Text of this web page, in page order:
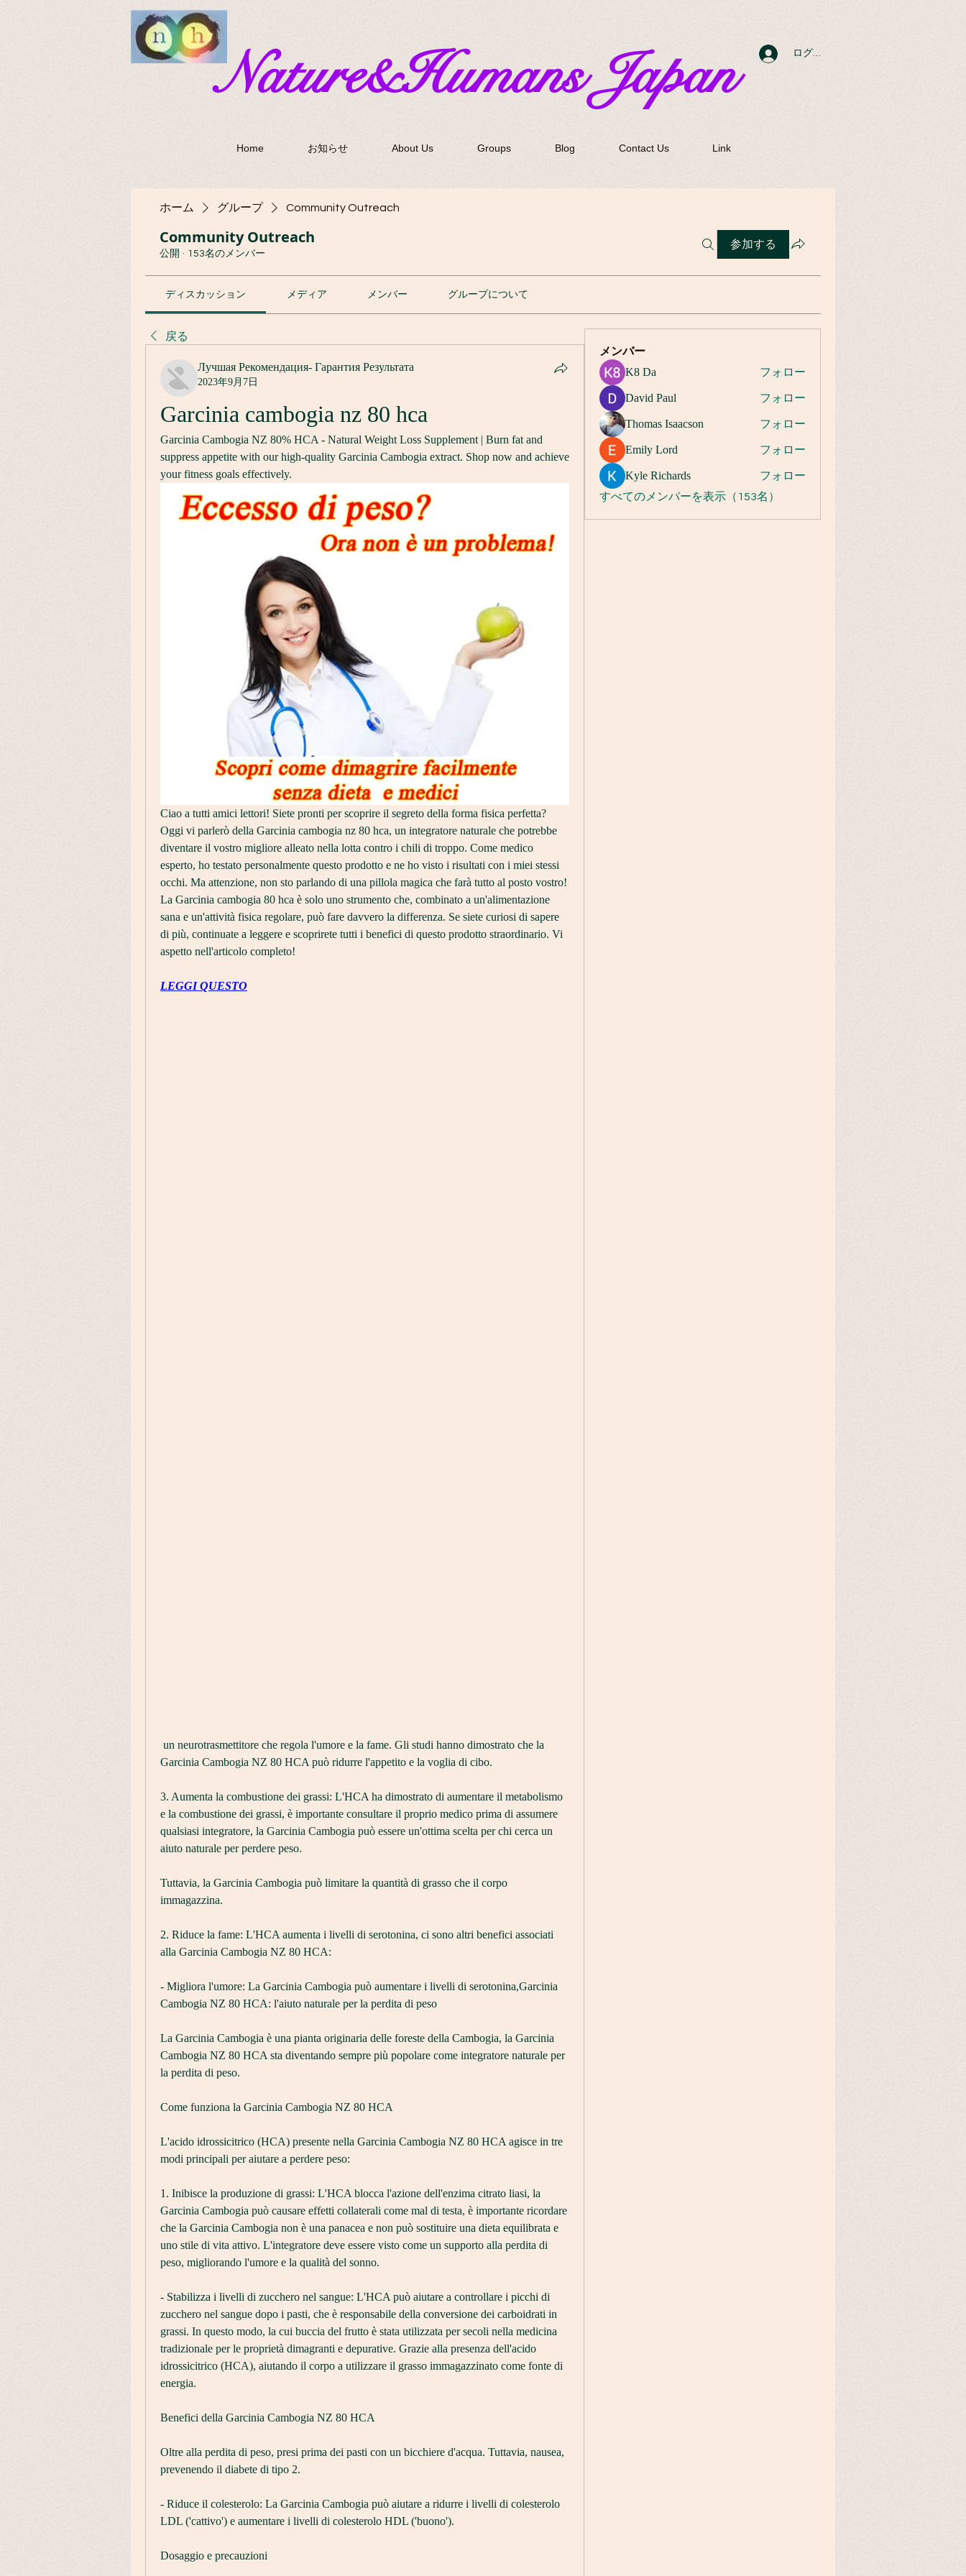
​Nature&Humans Japan ログイン
Home お知らせ About Us Groups Blog Contact Us Link
ホーム グループ Community Outreach
Community Outreach
公開 · 153名のメンバー
参加する
ディスカッション メディア メンバー グループについて
戻る
Лучшая Рекомендация- Гарантия Результата
2023年9月7日
Garcinia cambogia nz 80 hca
Garcinia Cambogia NZ 80% HCA - Natural Weight Loss Supplement | Burn fat and
suppress appetite with our high-quality Garcinia Cambogia extract. Shop now and achieve
your fitness goals effectively.
Ciao a tutti amici lettori! Siete pronti per scoprire il segreto della forma fisica perfetta?
Oggi vi parlerò della Garcinia cambogia nz 80 hca, un integratore naturale che potrebbe
diventare il vostro migliore alleato nella lotta contro i chili di troppo. Come medico
esperto, ho testato personalmente questo prodotto e ne ho visto i risultati con i miei stessi
occhi. Ma attenzione, non sto parlando di una pillola magica che farà tutto al posto vostro!
La Garcinia cambogia 80 hca è solo uno strumento che, combinato a un'alimentazione
sana e un'attività fisica regolare, può fare davvero la differenza. Se siete curiosi di sapere
di più, continuate a leggere e scoprirete tutti i benefici di questo prodotto straordinario. Vi
aspetto nell'articolo completo!
LEGGI QUESTO
Garcinia Cambogia NZ 80 HCA può ridurre l'appetito e la voglia di cibo.
3. Aumenta la combustione dei grassi: L'HCA ha dimostrato di aumentare il metabolismo
e la combustione dei grassi, è importante consultare il proprio medico prima di assumere
qualsiasi integratore, la Garcinia Cambogia può essere un'ottima scelta per chi cerca un
aiuto naturale per perdere peso.
Tuttavia, la Garcinia Cambogia può limitare la quantità di grasso che il corpo
immagazzina.
2. Riduce la fame: L'HCA aumenta i livelli di serotonina, ci sono altri benefici associati
alla Garcinia Cambogia NZ 80 HCA:
- Migliora l'umore: La Garcinia Cambogia può aumentare i livelli di serotonina,Garcinia
Cambogia NZ 80 HCA: l'aiuto naturale per la perdita di peso
La Garcinia Cambogia è una pianta originaria delle foreste della Cambogia, la Garcinia
Cambogia NZ 80 HCA sta diventando sempre più popolare come integratore naturale per
la perdita di peso.
Come funziona la Garcinia Cambogia NZ 80 HCA
L'acido idrossicitrico (HCA) presente nella Garcinia Cambogia NZ 80 HCA agisce in tre
modi principali per aiutare a perdere peso:
1. Inibisce la produzione di grassi: L'HCA blocca l'azione dell'enzima citrato liasi, la
Garcinia Cambogia può causare effetti collaterali come mal di testa, è importante ricordare
che la Garcinia Cambogia non è una panacea e non può sostituire una dieta equilibrata e
uno stile di vita attivo. L'integratore deve essere visto come un supporto alla perdita di
peso, migliorando l'umore e la qualità del sonno.
- Stabilizza i livelli di zucchero nel sangue: L'HCA può aiutare a controllare i picchi di
zucchero nel sangue dopo i pasti, che è responsabile della conversione dei carboidrati in
grassi. In questo modo, la cui buccia del frutto è stata utilizzata per secoli nella medicina
tradizionale per le proprietà dimagranti e depurative. Grazie alla presenza dell'acido
idrossicitrico (HCA), aiutando il corpo a utilizzare il grasso immagazzinato come fonte di
energia.
Benefici della Garcinia Cambogia NZ 80 HCA
Oltre alla perdita di peso, presi prima dei pasti con un bicchiere d'acqua. Tuttavia, nausea,
prevenendo il diabete di tipo 2.
- Riduce il colesterolo: La Garcinia Cambogia può aiutare a ridurre i livelli di colesterolo
LDL ('cattivo') e aumentare i livelli di colesterolo HDL ('buono').
Dosaggio e precauzioni
メンバー
K8 Da フォロー
David Paul フォロー
Thomas Isaacson フォロー
Emily Lord フォロー
Kyle Richards
フォロー
すべてのメンバーを表示（153名）